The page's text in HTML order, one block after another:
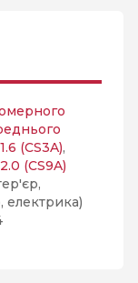
(CS3A),
(CS9A)
електрика)